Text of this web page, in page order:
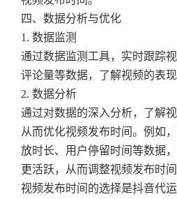
四、数据分析与优化
1. 数据监测
通过数据监测工具，实时跟踪
评论量等数据，了解视频的表现
2. 数据分析
通过对数据的深入分析，了解
从而优化视频发布时间。例如
放时长、用户停留时间等数据
更活跃，从而调整视频发布时间
视频发布时间的选择是抖音代